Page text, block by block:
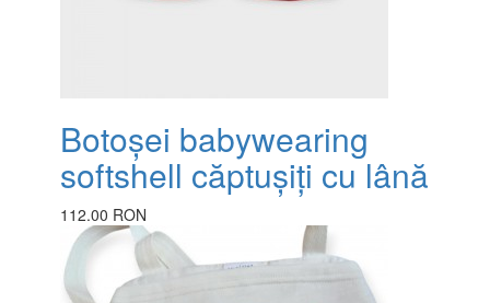
Botoșei babywearing
softshell căptușiți cu lână
112.00 RON